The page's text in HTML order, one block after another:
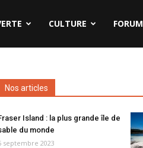
CULTURE FORUM
Nos articles
Island : la plus grande île de
du monde
septembre 2023